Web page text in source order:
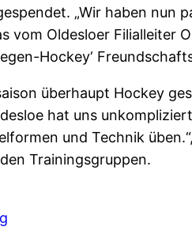
„Wir haben nun
vom Oldesloer Filialleiter
Hockey‘
überhaupt Hockey
hat uns
und Technik
Trainingsgruppen.